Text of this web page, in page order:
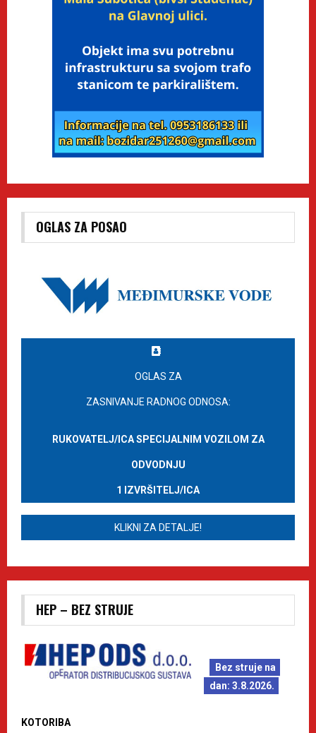
OGLAS ZA POSAO
OGLAS ZA
ZASNIVANJE RADNOG ODNOSA:
RUKOVATELJ/ICA SPECIJALNIM VOZILOM ZA
ODVODNJU
1 IZVRŠITELJ/ICA
KLIKNI ZA DETALJE!
HEP – BEZ STRUJE
Bez struje na
dan: 3.8.2026.
KOTORIBA